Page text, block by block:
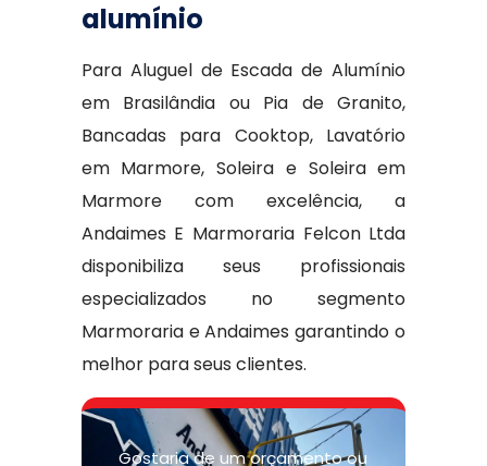
alumínio
Para Aluguel de Escada de Alumínio
em Brasilândia ou Pia de Granito,
Bancadas para Cooktop, Lavatório
em Marmore, Soleira e Soleira em
Marmore com excelência, a
Andaimes E Marmoraria Felcon Ltda
disponibiliza seus profissionais
especializados no segmento
Marmoraria e Andaimes garantindo o
melhor para seus clientes.
Gostaria de um orçamento ou